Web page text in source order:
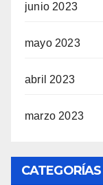
junio 2023
mayo 2023
abril 2023
marzo 2023
CATEGORÍAS